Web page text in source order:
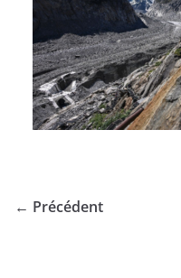
← Précédent